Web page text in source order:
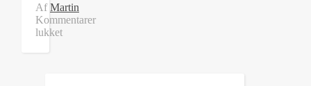
AfMartin
Kommentarer
lukket
clairvoyance